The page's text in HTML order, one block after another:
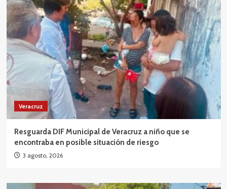
Veracruz
Resguarda DIF Municipal de Veracruz a niño que se
encontraba en posible situación de riesgo
3 agosto, 2026